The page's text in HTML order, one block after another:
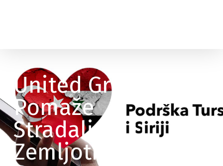
United Grupa
Pomaže
Stradalima U
Zemljotresu